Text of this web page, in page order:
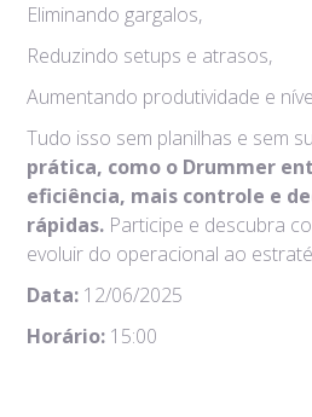
Eliminando gargalos,
Reduzindo setups e atrasos,
Aumentando produtividade e
Tudo isso sem planilhas e sem
prática, como o Drummer
eficiência, mais controle e
rápidas. Participe e descubra
evoluir do operacional ao
Data: 12/06/2025
Horário: 15:00